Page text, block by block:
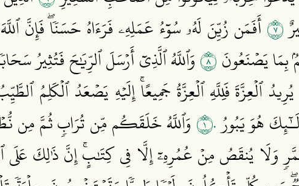
٧أَفَمَن زُيِّنَ لَهُۥ سُوٓءُ عَمَلِهِۦ فَرَءَاهُ حَسَنٗاۖ فَإِنَّ
يَصۡنَعُونَ٨وَٱللَّهُ ٱلَّذِيٓ أَرۡسَلَ ٱلرِّيَٰحَ فَتُثِيرُ
ٱلۡعِزَّةَ فَلِلَّهِ ٱلۡعِزَّةُ جَمِيعًاۚ إِلَيۡهِ يَصۡعَدُ ٱلۡكَلِمُ
هُوَ يَبُورُ١٠ وَٱللَّهُ خَلَقَكُم مِّن تُرَابٖ ثُمَّ مِن
وَلَا يُنقَصُ مِنۡ عُمُرِهِۦٓ إِلَّا فِي كِتَٰبٍۚ إِنَّ ذَٰلِكَ عَلَى